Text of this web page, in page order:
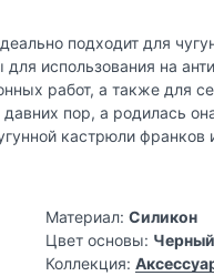
подходит для
использования на
работ, а также для
пор, а родилась
кастрюли
Материал: Силикон
Цвет основы: Черный
Коллекция: